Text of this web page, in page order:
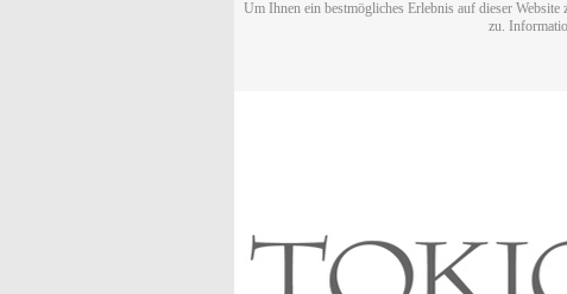
Um Ihnen ein bestmögliches Erlebnis auf dieser
zu.